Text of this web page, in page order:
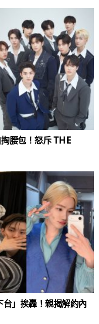
腰包！怒斥 THE
」挨轟！親揭解約內